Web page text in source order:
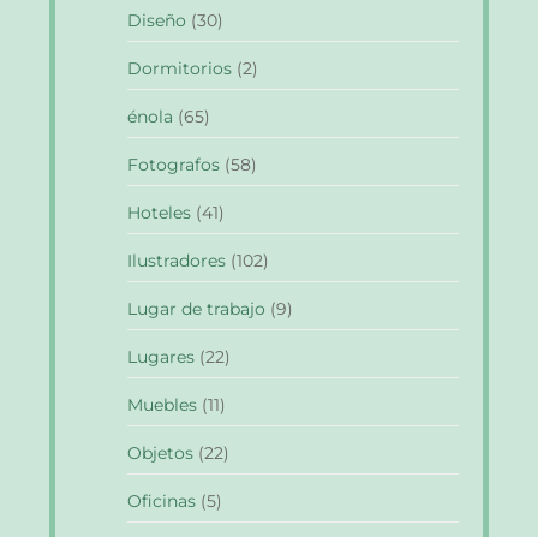
Diseño (30)
Dormitorios (2)
énola (65)
Fotografos (58)
Hoteles (41)
Ilustradores (102)
Lugar de trabajo (9)
Lugares (22)
Muebles (11)
Objetos (22)
Oficinas (5)